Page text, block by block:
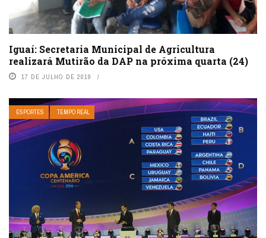
Iguaí: Secretaria Municipal de Agricultura
realizará Mutirão da DAP na próxima quarta (24)
17 DE JULHO DE 2019
ESPORTES TEMPO REAL